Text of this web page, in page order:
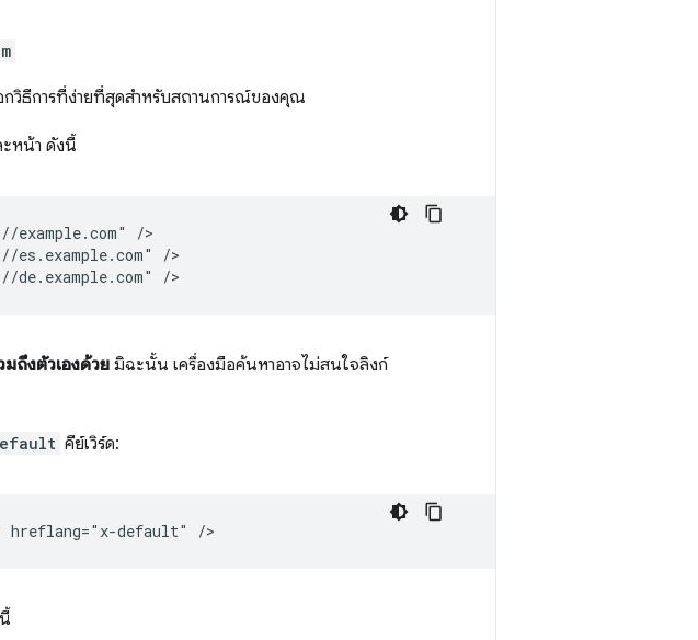
กวิธีการที่ง่ายที่สุดสำหรับสถานการณ์ของคุณ
หน้า ดังนี้
/>
/>
มถึงตัวเองด้วย มิฉะนั้น เครื่องมือค้นหาอาจไม่สนใจลิงก์
คีย์เวิร์ด: